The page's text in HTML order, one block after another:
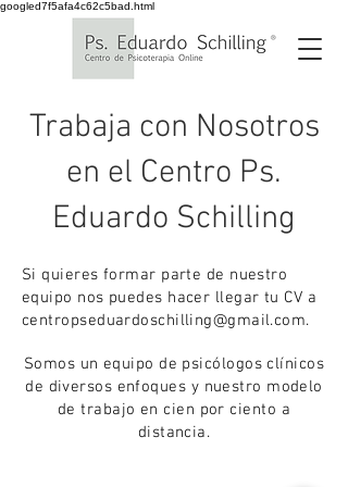
googled7f5afa4c62c5bad.html
Trabaja con Nosotros
en el Centro Ps.
Eduardo Schilling
Si quieres formar parte de nuestro
equipo nos puedes hacer llegar tu CV a
centropseduardoschilling@gmail.com.
Somos un equipo de psicólogos clínicos
de diversos enfoques y nuestro modelo
de trabajo en cien por ciento a
distancia.